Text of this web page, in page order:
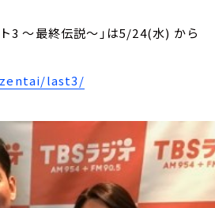
～最終伝説～」は5/24(水) から
last3/